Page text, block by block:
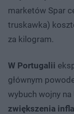
marketów Spar
truskawka)
za kilogram.
W Portugalii
głównym
wybuch wojny
zwiększenia